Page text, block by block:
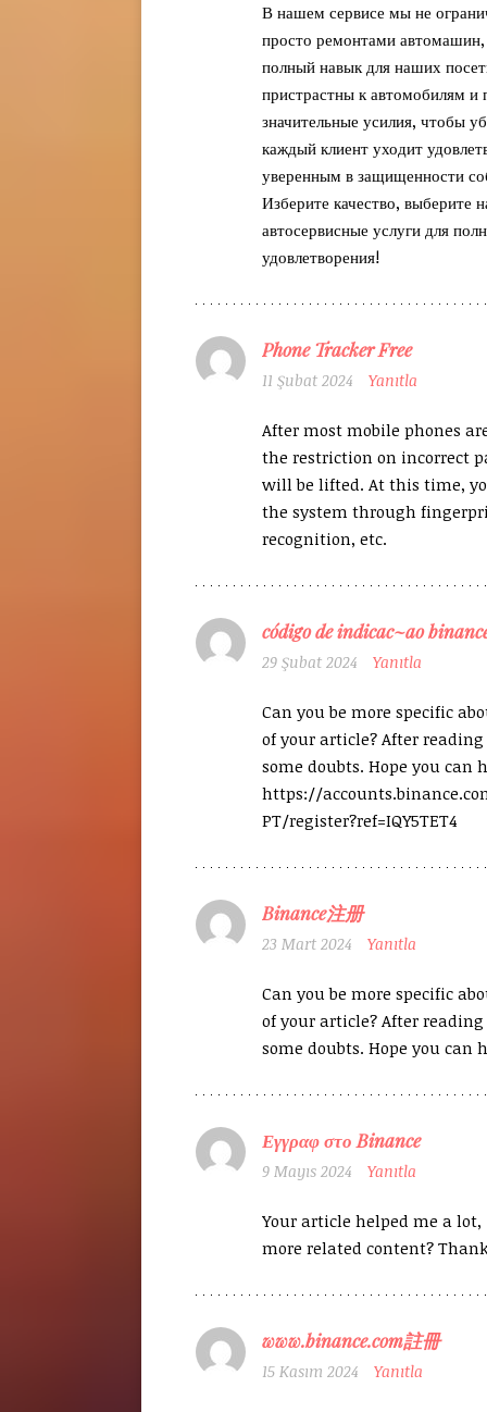
В нашем сервисе мы не
просто ремонтами
полный навык для наших
пристрастны к автомобилям и
значительные усилия, чтобы
каждый клиент уходит
уверенным в защищенности
Изберите качество, выберите
автосервисные услуги для
удовлетворения!
Phone Tracker Free
11 Şubat 2024 Yanıtla
After most mobile phones
the restriction on incorrect
will be lifted. At this time,
the system through
recognition, etc.
código de indicac~ao
29 Şubat 2024 Yanıtla
Can you be more specific
of your article? After
some doubts. Hope you can
https://
PT/register?ref=IQY5TET4
Binance注册
23 Mart 2024 Yanıtla
Can you be more specific
of your article? After
some doubts. Hope you can
Εγγραφ στο Binance
9 Mayıs 2024 Yanıtla
Your article helped me a
more related content?
www.binance.com註冊
15 Kasım 2024 Yanıtla